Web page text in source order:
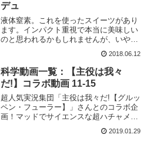
デュ
液体窒素。これを使ったスイーツがあり
ます。インパクト重視で本当に美味しい
のと思われるかもしれませんが、いやい
ムなんかは、ちゃんとしたお店で提供さ
れるくらい、美味しいものなんですよ。
作り方をご紹介します。
2018.06.12
科学動画一覧：【主役は我々
だ!】コラボ動画 11-15
超人気実況集団「主役は我々だ!【グルッ
ペン・フューラー】」さんとのコラボ企
画！マッドでサイエンスな超ハチャメチ
ャ爆笑科学動画シリーズの一覧、および
関連するポータル記事などをご紹介しま
2019.01.29